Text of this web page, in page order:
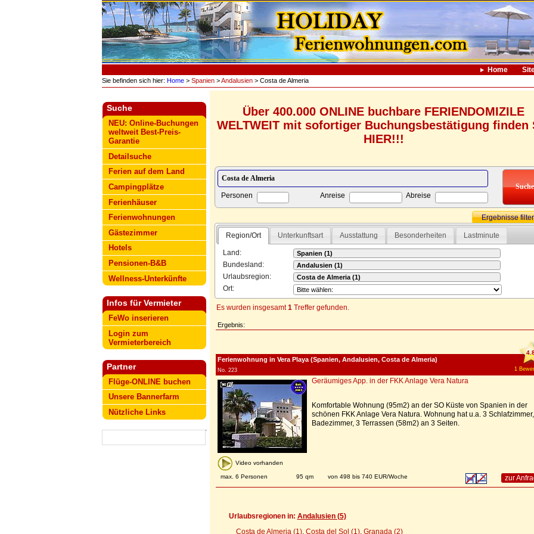
Home
Sie befinden sich hier: Home> Spanien>Andalusien> Costa de Almeria
Suche
NEU: Online-Buchungen
weltweit Best-Preis-
Garantie
Detailsuche
Ferien auf dem Land
Campingplätze
Ferienhäuser
Ferienwohnungen
Gästezimmer
Hotels
Pensionen-B&B
Wellness-Unterkünfte
Infos für Vermieter
FeWo inserieren
Login zum
Vermieterbereich
Partner
Flüge-ONLINE buchen
Unsere Bannerfarm
Nützliche Links
Über 400.000 ONLINE buchbare FERIENDOMIZILE
WELTWEIT mit sofortiger Buchungsbestätigung finden
HIER!!!
Personen Anreise Abreise
Ergebnisse
Region/Ort Unterkunftsart Ausstattung Besonderheiten Lastminute
Land:
Bundesland:
Urlaubsregion:
Ort:
Es wurden insgesamt1 Treffer gefunden.
Ergebnis:
1
Ferienwohnung in Vera Playa (Spanien, Andalusien, Costa de Almeria)
No. 223
Video vorhanden
Geräumiges App. in der FKK Anlage Vera Natura
Komfortable Wohnung (95m2) an der SO Küste von Spanien in der
schönen FKK Anlage Vera Natura. Wohnung hat u.a. 3 Schlafzimmer,
Badezimmer, 3 Terrassen (58m2) an 3 Seiten.
max. 6 Personen 95 qm von 498 bis 740 EUR/Woche zur
Urlaubsregionen in: Andalusien (5)
Costa de Almeria (1), Costa del Sol (1), Granada (2)